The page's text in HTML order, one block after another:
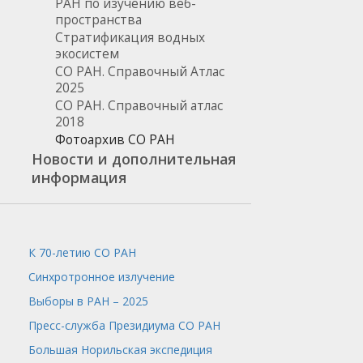
РАН по изучению веб-
пространства
Стратификация водных
экосистем
СО РАН. Справочный Атлас
2025
СО РАН. Справочный атлас
2018
Фотоархив СО РАН
Новости и дополнительная
информация
К 70-летию СО РАН
Синхротронное излучение
Выборы в РАН – 2025
Пресс-служба Президиума СО РАН
Большая Норильская экспедиция